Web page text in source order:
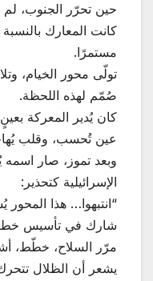
حين تحرّر الجنوب،
كانت المعارك
مستمرًا.
صُمّم لهذه اللحظة.
كان يُدير المعركة
عين تُحسب، وقلب
وبعد تموز، صار
الإسرائيلية كتحذير:
“انتبهوا… هذا المحور
شارك في تأسيس
مرّر السلاح، خطّط،
يشعر أن الظلال